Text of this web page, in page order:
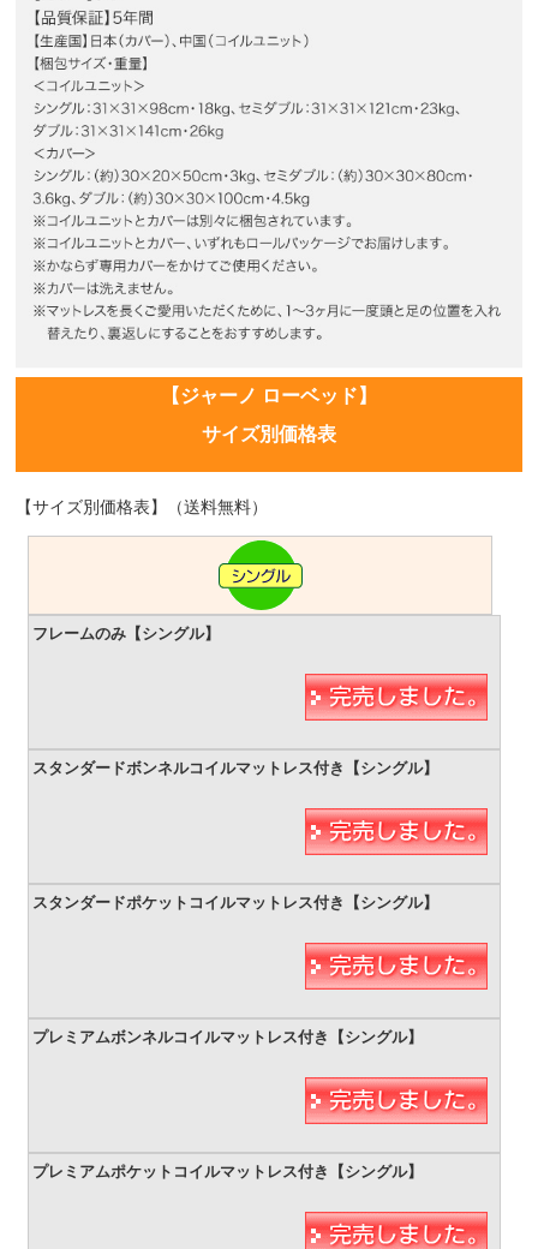
【ジャーノ ローベッド】
サイズ別価格表
【サイズ別価格表】（送料無料）